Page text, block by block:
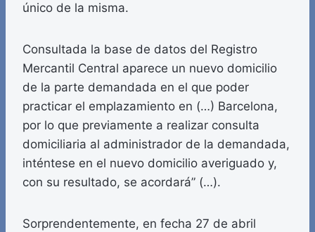
único de la misma.
Consultada la base de datos del Registro
Mercantil Central aparece un nuevo domicilio
de la parte demandada en el que poder
practicar el emplazamiento en (…) Barcelona,
por lo que previamente a realizar consulta
domiciliaria al administrador de la demandada,
inténtese en el nuevo domicilio averiguado y,
con su resultado, se acordará” (…).
Sorprendentemente, en fecha 27 de abril